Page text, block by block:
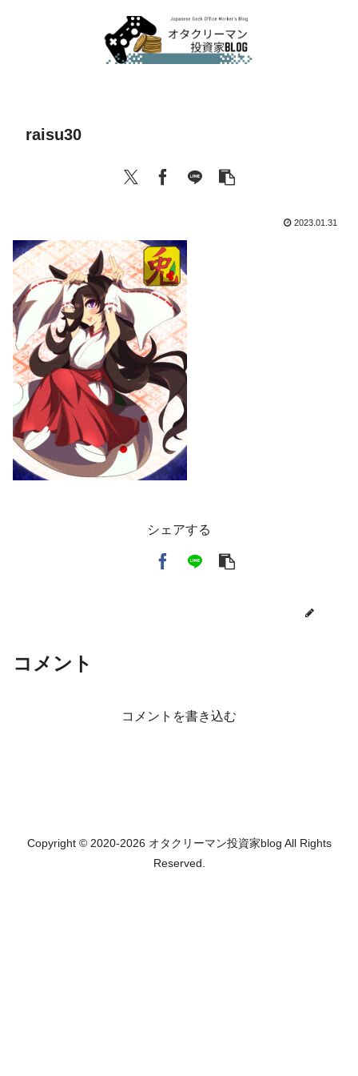
raisu30
2023.01.31
シェアする
コメント
コメントを書き込む
Copyright © 2020-2026 オタクリーマン投資家blog All Rights
Reserved.